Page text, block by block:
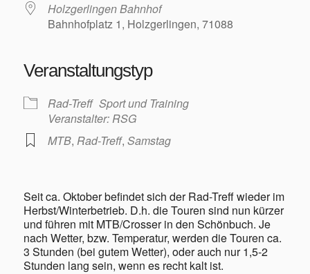
Holzgerlingen Bahnhof
Bahnhofplatz 1, Holzgerlingen, 71088
Veranstaltungstyp
Rad-Treff Sport und Training
Veranstalter: RSG
MTB, Rad-Treff, Samstag
Seit ca. Oktober befindet sich der Rad-Treff wieder im
Herbst/Winterbetrieb. D.h. die Touren sind nun kürzer
und führen mit MTB/Crosser in den Schönbuch. Je
nach Wetter, bzw. Temperatur, werden die Touren ca.
3 Stunden (bei gutem Wetter), oder auch nur 1,5-2
Stunden lang sein, wenn es recht kalt ist.